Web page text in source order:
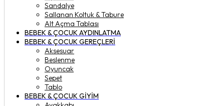
Sandalye
Sallanan Koltuk & Tabure
Alt Açma Tablası
BEBEK & ÇOCUK AYDINLATMA
BEBEK & ÇOCUK GEREÇLERI
Aksesuar
Beslenme
Oyuncak
Sepet
Tablo
BEBEK & ÇOCUK GIYIM